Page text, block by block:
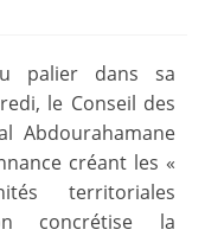
palier dans sa
le Conseil des
Abdourahamane
créant les «
territoriales
concrétise la